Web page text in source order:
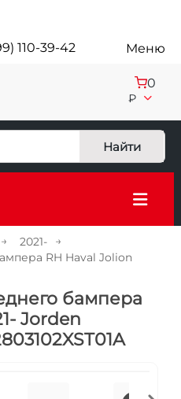
110-39-42 Меню
0
₽
Найти
2021-
RH Haval Jolion
бампера
Jorden